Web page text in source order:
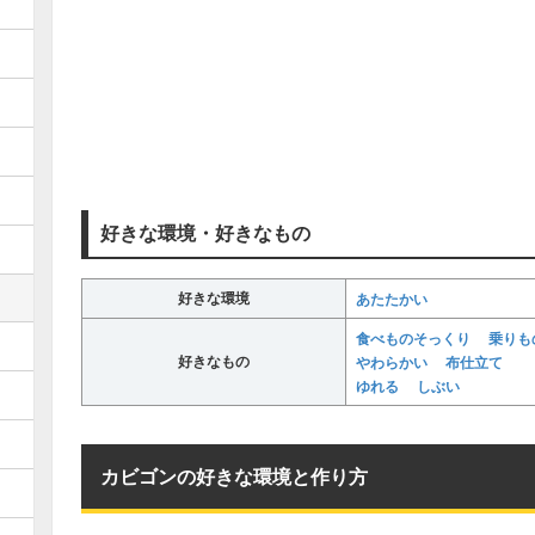
好きな環境・好きなもの
好きな環境 あたたかい
好きなもの
食べものそっくり
乗りも
やわらかい
布仕立て
ゆれる
しぶい
カビゴンの好きな環境と作り方